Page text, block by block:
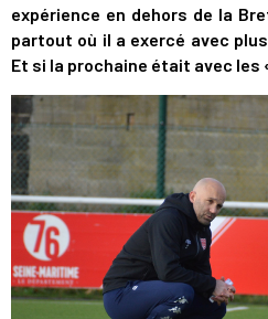
expérience en dehors de la
partout où il a exercé avec
Et si la prochaine était avec les